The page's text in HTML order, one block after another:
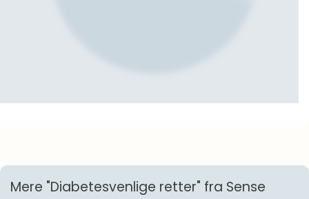
Mere "Diabetesvenlige retter" fra Sense